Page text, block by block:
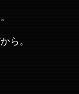
ら。